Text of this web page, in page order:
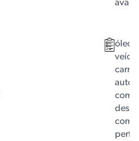
óleo
carro
com
com